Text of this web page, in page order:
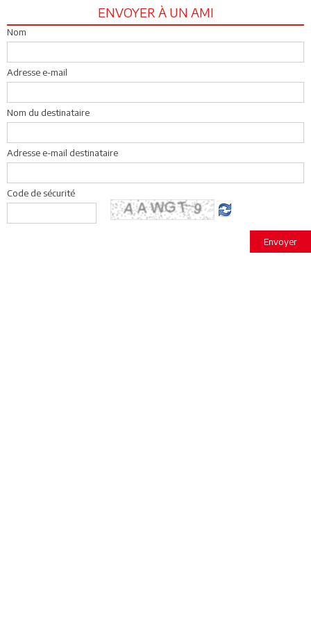
ENVOYER À UN AMI
Nom
Adresse e-mail
Nom du destinataire
Adresse e-mail destinataire
Code de sécurité
Envoyer